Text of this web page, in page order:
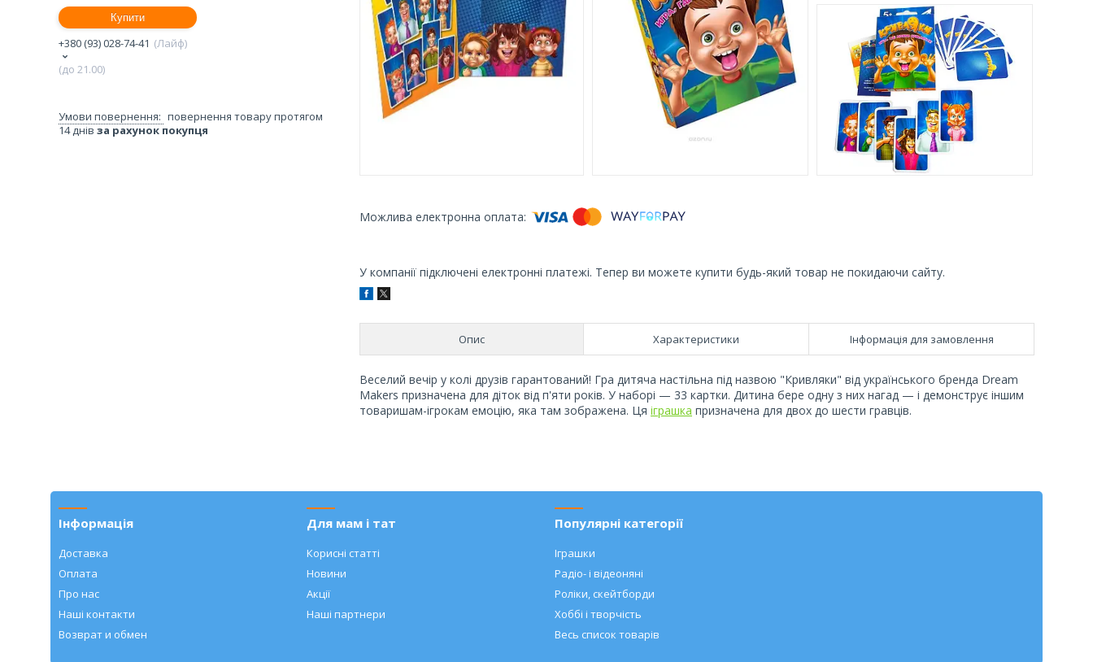
У компанії підключені електронні платежі. Тепер ви можете купити будь-який товар не покидаючи сайту.
Опис Характеристики Інформація для замовлення
Веселий вечір у колі друзів гарантований! Гра дитяча настільна під назвою "Кривляки" від українського бренда Dream
Makers призначена для діток від п'яти років. У наборі — 33 картки. Дитина бере одну з них нагад — і демонструє іншим
товаришам-ігрокам емоцію, яка там зображена. Ця іграшка призначена для двох до шести гравців.
Купити
+380 (93) 028-74-41
Лайф
(до 21.00)
повернення товару протягом
14 днів за рахунок покупця
Інформація
Доставка
Оплата
Про нас
Наші контакти
Возврат и обмен
Для мам і тат
Корисні статті
Новини
Акції
Наші партнери
Популярні категорії
Іграшки
Радіо- і відеоняні
Роліки, скейтборди
Хоббі і творчість
Весь список товарів